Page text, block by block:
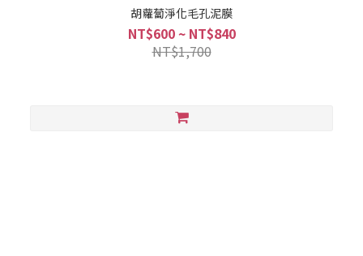
胡蘿蔔淨化毛孔泥膜
NT$600 ~ NT$840
NT$1,700